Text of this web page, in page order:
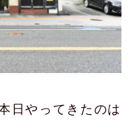
日やってきたのは